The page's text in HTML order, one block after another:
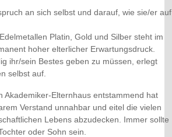
an sich selbst und darauf, wie sie/er auf
Platin, Gold und Silber steht im
hoher elterlicher Erwartungsdruck.
ihr/sein Bestes geben zu müssen, erlegt
selbst auf.
Akademiker-Elternhaus entstammend hat
Verstand unnahbar und eitel die vielen
Lebens abzudecken. Immer sollte
oder Sohn sein.